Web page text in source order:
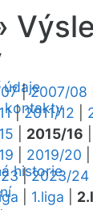
údaje
kontakty
historie
|2007/08
|2011/12
2015/16
2019/20
|2023/24
1.liga